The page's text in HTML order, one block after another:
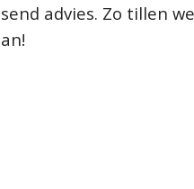
advies. Zo tillen